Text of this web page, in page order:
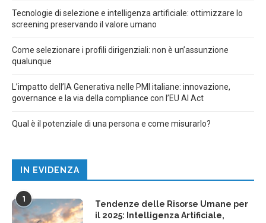
Tecnologie di selezione e intelligenza artificiale: ottimizzare lo
screening preservando il valore umano
Come selezionare i profili dirigenziali: non è un’assunzione
qualunque
L’impatto dell’IA Generativa nelle PMI italiane: innovazione,
governance e la via della compliance con l’EU AI Act
Qual è il potenziale di una persona e come misurarlo?
IN EVIDENZA
1
Tendenze delle Risorse Umane per
il 2025: Intelligenza Artificiale,